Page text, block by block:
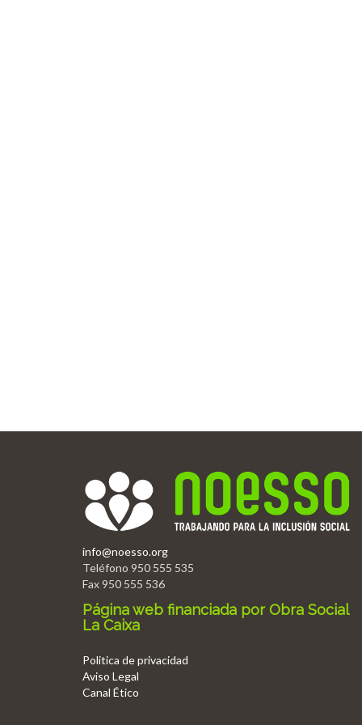
info@noesso.org
Teléfono 950 555 535
Fax 950 555 536
Página web financiada por Obra Social
La Caixa
Politica de privacidad
Aviso Legal
Canal Ético